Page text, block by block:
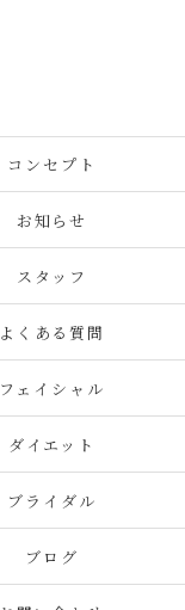
コンセプト
お知らせ
スタッフ
よくある質問
フェイシャル
ダイエット
ブライダル
ブログ